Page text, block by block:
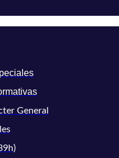
General